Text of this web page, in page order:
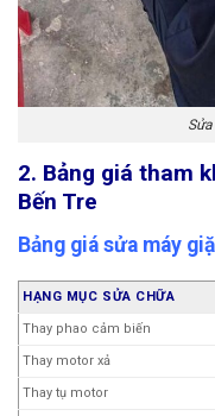
2. Bảng giá tham
Bến Tre
Bảng giá sửa máy
HẠNG MỤC SỬA CHỮA
Thay phao cảm biến
Thay motor xả
Thay tụ motor